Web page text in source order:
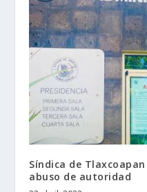
Síndica de
abuso de autoridad